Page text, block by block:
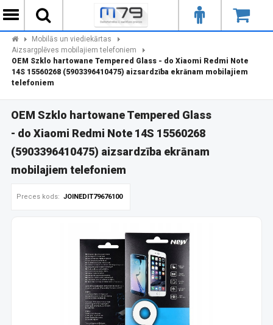
Mobilās un viediekārtas
Aizsargplēves mobilajiem telefoniem
OEM Szklo hartowane Tempered Glass - do Xiaomi Redmi Note
14S 15560268 (5903396410475) aizsardzība ekrānam mobilajiem
telefoniem
OEM Szklo hartowane Tempered Glass
- do Xiaomi Redmi Note 14S 15560268
(5903396410475) aizsardzība ekrānam
mobilajiem telefoniem
Preces kods: JOINEDIT79676100